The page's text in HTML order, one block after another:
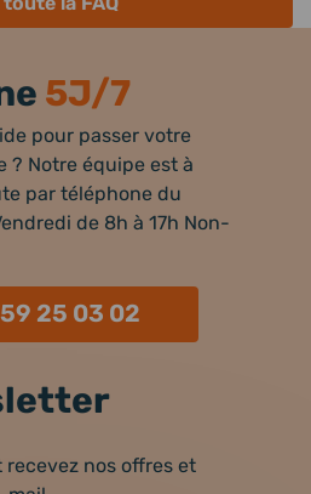
5J/7
pour passer votre
? Notre équipe est à
par téléphone du
de 8h à 17h Non-
25 03 02
nos offres et